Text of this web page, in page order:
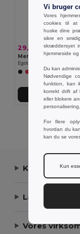
29,25 kr
Men's sports t-shirt
Egotier 30127
Tilføj Til Kurv
Kontakt os
Lad os hjælpe
Vores
Vi bruger
Vores
cookies til at
huske dine
sikre en
skræddersyet
hjemmeside og
Du kan
Nødvendige
funktion, kan
korrekt drift af
eller blokere
For flere
hvordan du
kan du se
Kun